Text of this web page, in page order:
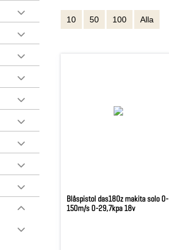
10 50 100 Alla
Blåspistol das180z makita solo 0-
150m/s 0-29,7kpa 18v